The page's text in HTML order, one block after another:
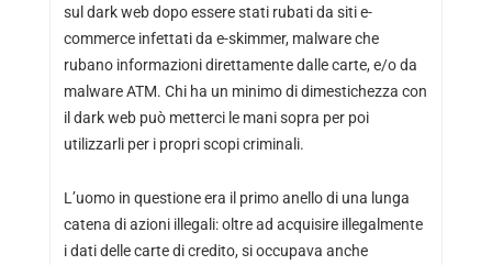
sul dark web dopo essere stati rubati da siti e-
commerce infettati da e-skimmer, malware che
rubano informazioni direttamente dalle carte, e/o da
malware ATM. Chi ha un minimo di dimestichezza con
il dark web può metterci le mani sopra per poi
utilizzarli per i propri scopi criminali.
L’uomo in questione era il primo anello di una lunga
catena di azioni illegali: oltre ad acquisire illegalmente
i dati delle carte di credito, si occupava anche